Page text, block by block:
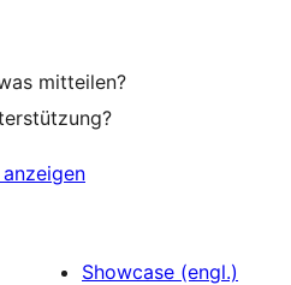
mitteilen?
Showcase (engl.)